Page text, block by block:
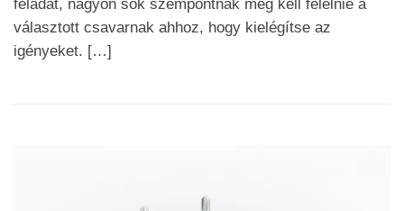
feladat, nagyon sok szempontnak meg kell felelnie a
választott csavarnak ahhoz, hogy kielégítse az
igényeket. […]